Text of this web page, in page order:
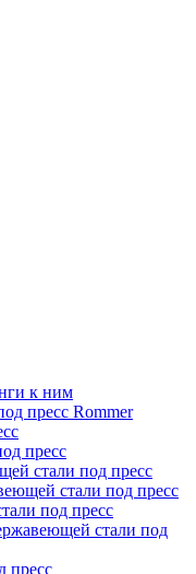
к ним
пресс Rommer
пресс
стали под пресс
стали под пресс
под пресс
стали под
пресс